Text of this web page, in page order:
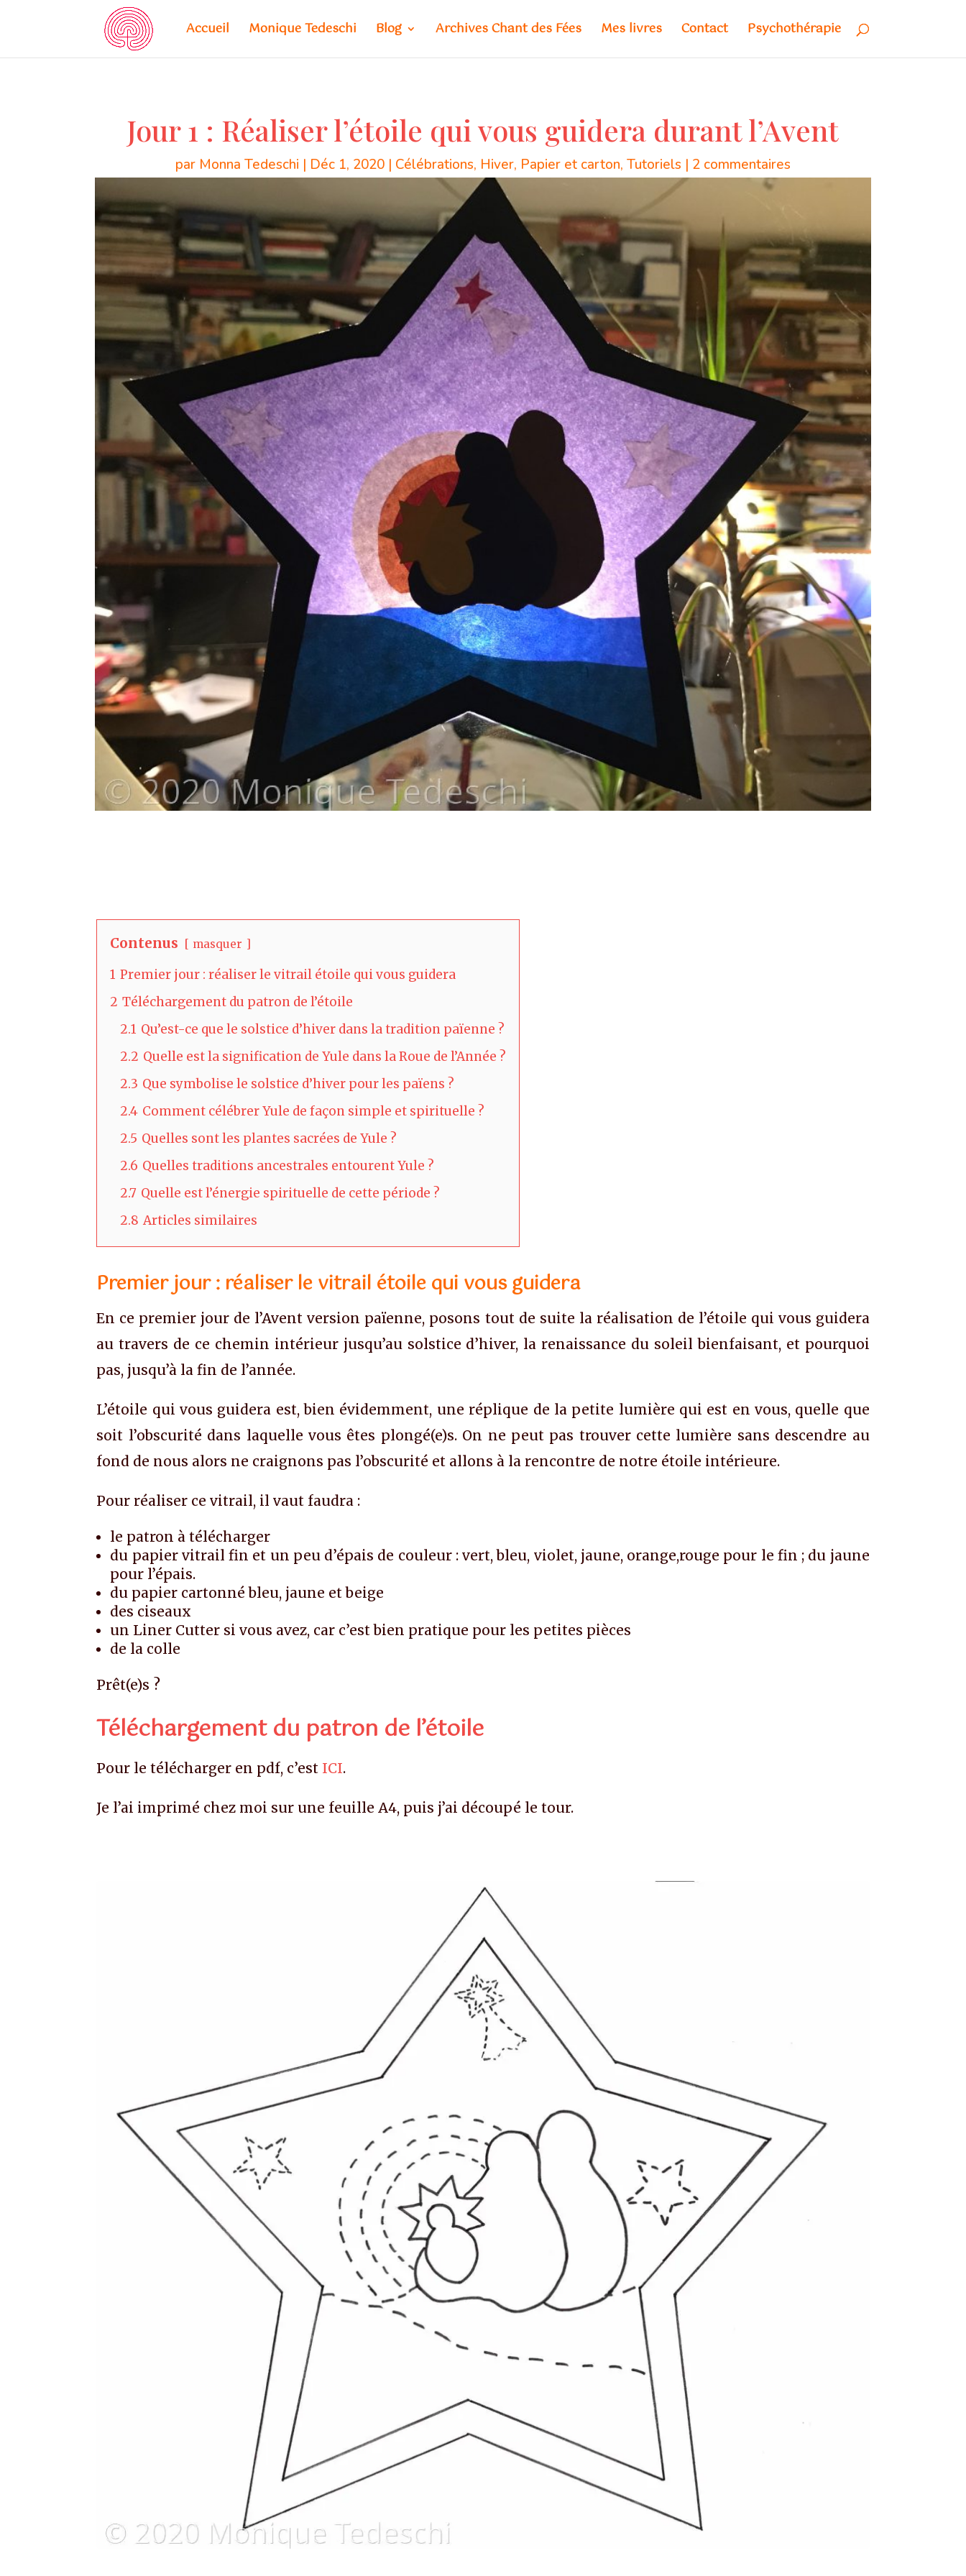
Accueil Monique Tedeschi Blog Archives Chant des Fées Mes livres Contact Psychothérapie
Jour 1 : Réaliser l’étoile qui vous guidera durant l’Avent
par Monna Tedeschi | Déc 1, 2020 | Célébrations, Hiver, Papier et carton, Tutoriels | 2 commentaires
Contenus masquer
1 Premier jour : réaliser le vitrail étoile qui vous guidera
2 Téléchargement du patron de l’étoile
2.1 Qu’est-ce que le solstice d’hiver dans la tradition païenne ?
2.2 Quelle est la signification de Yule dans la Roue de l’Année ?
2.3 Que symbolise le solstice d’hiver pour les païens ?
2.4 Comment célébrer Yule de façon simple et spirituelle ?
2.5 Quelles sont les plantes sacrées de Yule ?
2.6 Quelles traditions ancestrales entourent Yule ?
2.7 Quelle est l’énergie spirituelle de cette période ?
2.8 Articles similaires
Premier jour : réaliser le vitrail étoile qui vous guidera
En ce premier jour de l’Avent version païenne, posons tout de suite la réalisation de l’étoile qui vous guidera
au travers de ce chemin intérieur jusqu’au solstice d’hiver, la renaissance du soleil bienfaisant, et pourquoi
pas, jusqu’à la fin de l’année.
L’étoile qui vous guidera est, bien évidemment, une réplique de la petite lumière qui est en vous, quelle que
soit l’obscurité dans laquelle vous êtes plongé(e)s. On ne peut pas trouver cette lumière sans descendre au
fond de nous alors ne craignons pas l’obscurité et allons à la rencontre de notre étoile intérieure.
Pour réaliser ce vitrail, il vaut faudra :
le patron à télécharger
du papier vitrail fin et un peu d’épais de couleur : vert, bleu, violet, jaune, orange,rouge pour le fin ; du jaune
pour l’épais.
du papier cartonné bleu, jaune et beige
des ciseaux
un Liner Cutter si vous avez, car c’est bien pratique pour les petites pièces
de la colle
Prêt(e)s ?
Téléchargement du patron de l’étoile
Pour le télécharger en pdf, c’est ICI.
Je l’ai imprimé chez moi sur une feuille A4, puis j’ai découpé le tour.